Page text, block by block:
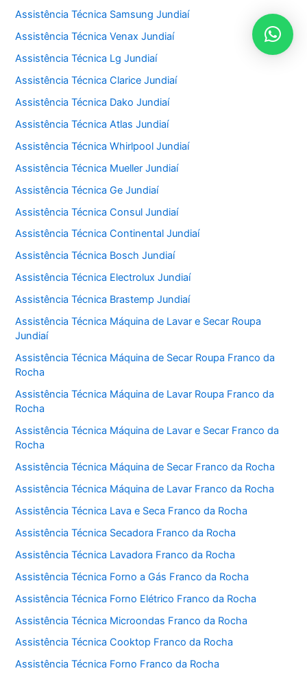
Assistência Técnica Samsung Jundiaí
Assistência Técnica Venax Jundiaí
Assistência Técnica Lg Jundiaí
Assistência Técnica Clarice Jundiaí
Assistência Técnica Dako Jundiaí
Assistência Técnica Atlas Jundiaí
Assistência Técnica Whirlpool Jundiaí
Assistência Técnica Mueller Jundiaí
Assistência Técnica Ge Jundiaí
Assistência Técnica Consul Jundiaí
Assistência Técnica Continental Jundiaí
Assistência Técnica Bosch Jundiaí
Assistência Técnica Electrolux Jundiaí
Assistência Técnica Brastemp Jundiaí
Assistência Técnica Máquina de Lavar e Secar Roupa
Jundiaí
Assistência Técnica Máquina de Secar Roupa Franco da
Rocha
Assistência Técnica Máquina de Lavar Roupa Franco da
Rocha
Assistência Técnica Máquina de Lavar e Secar Franco da
Rocha
Assistência Técnica Máquina de Secar Franco da Rocha
Assistência Técnica Máquina de Lavar Franco da Rocha
Assistência Técnica Lava e Seca Franco da Rocha
Assistência Técnica Secadora Franco da Rocha
Assistência Técnica Lavadora Franco da Rocha
Assistência Técnica Forno a Gás Franco da Rocha
Assistência Técnica Forno Elétrico Franco da Rocha
Assistência Técnica Microondas Franco da Rocha
Assistência Técnica Cooktop Franco da Rocha
Assistência Técnica Forno Franco da Rocha